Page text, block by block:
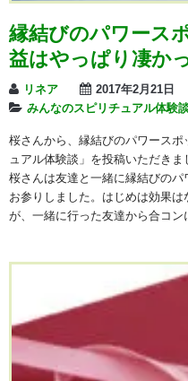
縁結びのパワース
益はやっぱり凄か
リネア
2017年2月21日
みんなのスピリチュアル体験
桜さんから、縁結びのパワース
ュアル体験談」を投稿いただきま
桜さんは友達と一緒に縁結びの
お参りしました。はじめは効果
が、一緒に行った友達から合コン